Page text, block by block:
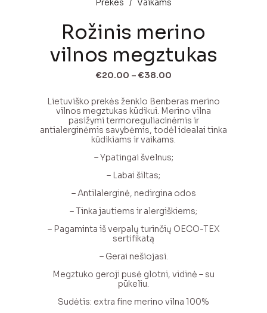
Prekes / Vaikams
Rožinis merino
vilnos megztukas
€20.00 – €38.00Price
through
€38.00
Lietuviško prekės ženklo Benberas merino
vilnos megztukas kūdikui. Merino vilna
pasižymi termoreguliacinėmis ir
antialerginėmis savybėmis, todėl idealai tinka
kūdikiams ir vaikams.
– Ypatingai švelnus;
– Labai šiltas;
– Antilalerginė, nedirgina odos
– Tinka jautiems ir alergiškiems;
– Pagaminta iš verpalų turinčių OECO-TEX
sertifikatą
– Gerai nešiojasi.
Megztuko geroji pusė glotni, vidinė – su
pūkeliu.
Sudėtis: extra fine merino vilna 100%